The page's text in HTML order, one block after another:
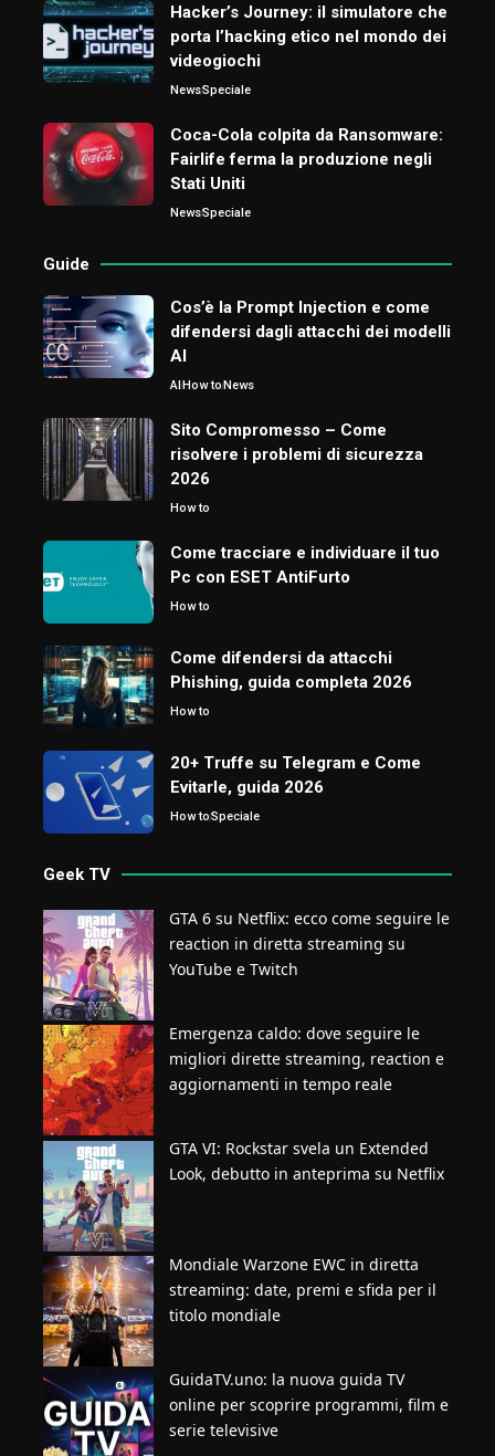
Hacker’s Journey: il simulatore che
porta l’hacking etico nel mondo dei
videogiochi
NewsSpeciale
Coca-Cola colpita da Ransomware:
Fairlife ferma la produzione negli
Stati Uniti
NewsSpeciale
Guide
Cos’è la Prompt Injection e come
difendersi dagli attacchi dei modelli
AI
AIHow toNews
Sito Compromesso – Come
risolvere i problemi di sicurezza
2026
How to
Come tracciare e individuare il tuo
Pc con ESET AntiFurto
How to
Come difendersi da attacchi
Phishing, guida completa 2026
How to
20+ Truffe su Telegram e Come
Evitarle, guida 2026
How toSpeciale
Geek TV
GTA 6 su Netflix: ecco come seguire le
reaction in diretta streaming su
YouTube e Twitch
Emergenza caldo: dove seguire le
migliori dirette streaming, reaction e
aggiornamenti in tempo reale
GTA VI: Rockstar svela un Extended
Look, debutto in anteprima su Netflix
Mondiale Warzone EWC in diretta
streaming: date, premi e sfida per il
titolo mondiale
GuidaTV.uno: la nuova guida TV
online per scoprire programmi, film e
serie televisive